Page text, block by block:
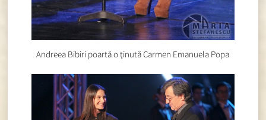
Andreea Bibiri poartă o ţinută Carmen Emanuela Popa